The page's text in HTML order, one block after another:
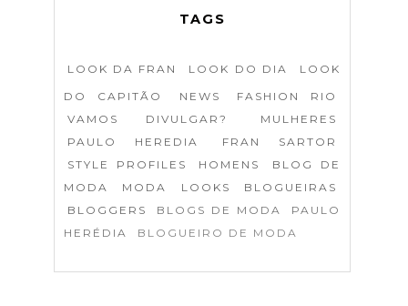
TAGS
LOOK DA FRAN LOOK DO DIA
LOOK
DO CAPITÃO
NEWS
FASHION RIO
VAMOS DIVULGAR?
MULHERES
PAULO HEREDIA
FRAN SARTOR
STYLE PROFILES
HOMENS
BLOG DE
MODA
MODA LOOKS
BLOGUEIRAS
BLOGGERS
BLOGS DE MODA
PAULO
HERÉDIA
BLOGUEIRO DE MODA